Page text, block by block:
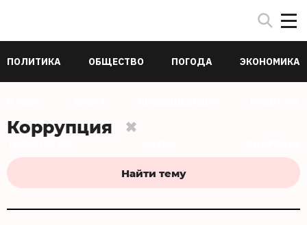
ПОЛИТИКА ОБЩЕСТВО ПОГОДА ЭКОНОМИКА
Коррупция
Найти тему